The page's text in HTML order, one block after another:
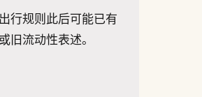
行规则此后可能已有
旧流动性表述。